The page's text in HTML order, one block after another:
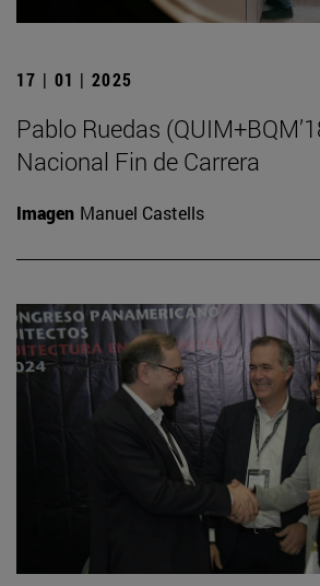
17 | 01 | 2025
Pablo Ruedas
Nacional Fin de Carrera
Imagen Manuel Castells